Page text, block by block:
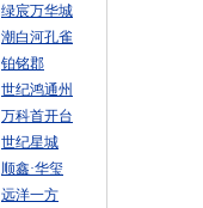
绿宸万华城
潮白河孔雀
铂铭郡
世纪鸿通州
万科首开台
世纪星城
顺鑫·华玺
远洋一方